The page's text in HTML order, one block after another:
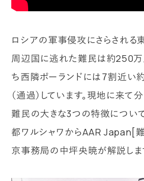
ロシアの軍事侵攻にさらされる
周辺国に逃れた難民は約250万
ち西隣ポーランドには７割近い
（通過）しています。現地に来て
難民の大きな3つの特徴につい
都ワルシャワからAAR Japan[
京事務局の中坪央暁が解説しま